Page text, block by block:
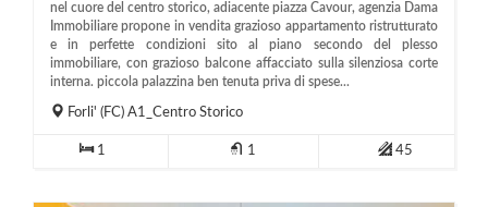
nel cuore del centro storico, adiacente piazza Cavour, agenzia Dama
Immobiliare propone in vendita grazioso appartamento ristrutturato
e in perfette condizioni sito al piano secondo del plesso
immobiliare, con grazioso balcone affacciato sulla silenziosa corte
interna. piccola palazzina ben tenuta priva di spese...
Forli' (FC) A1_Centro Storico
1 1 45